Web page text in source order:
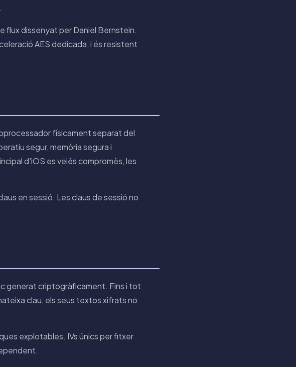
flux dissenyat per Daniel Bernstein.
AES dedicada, i és resistent
físicament separat del
segur, memòria segura i
d'iOS es veiés compromès, les
en sessió. Les claus de sessió no
generat criptogràficament. Fins i tot
clau, els seus textos xifrats no
explotables. IVs únics per fitxer